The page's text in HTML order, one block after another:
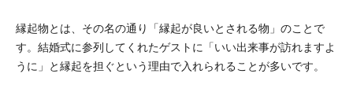
縁起物とは、その名の通り「縁起が良いとされる物」のことで
す。結婚式に参列してくれたゲストに「いい出来事が訪れますよ
うに」と縁起を担ぐという理由で入れられることが多いです。